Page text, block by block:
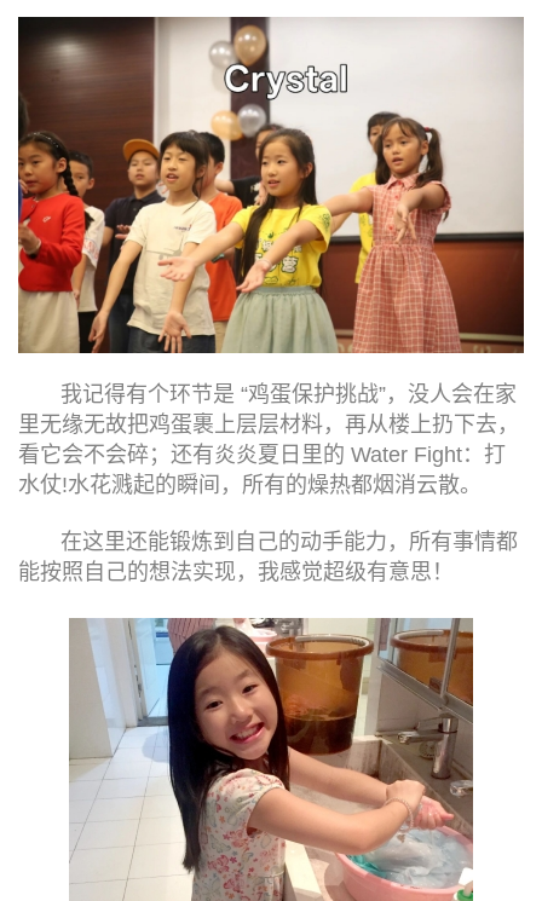
我记得有个环节是 “鸡蛋保护挑战”，没人会在家
里无缘无故把鸡蛋裹上层层材料，再从楼上扔下去，
看它会不会碎；还有炎炎夏日里的 Water Fight：打
水仗!水花溅起的瞬间，所有的燥热都烟消云散。
在这里还能锻炼到自己的动手能力，所有事情都
能按照自己的想法实现，我感觉超级有意思！